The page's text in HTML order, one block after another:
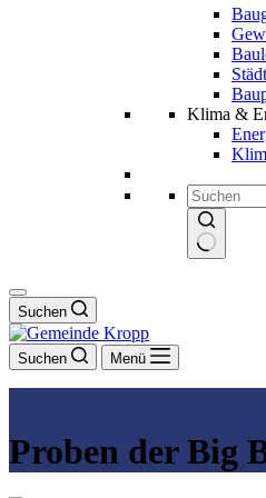
Klima &
Suchen
Suchen Menü
Proben der Big